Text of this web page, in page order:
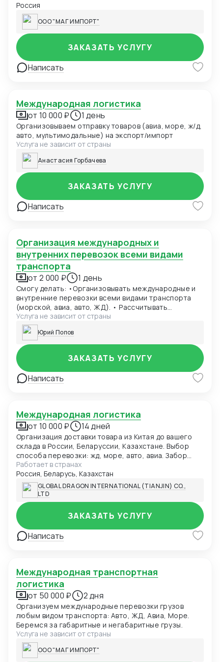
Россия
ООО "МАГ ИМПОРТ"
Написать
ЗАКАЗАТЬ УСЛУГУ
Международная логистика
от 10 000 ₽ 1 день
Организовываем отправку товаров (авиа, море, ж/д,
авто, мультимодальные) на экспорт/импорт
Услуга не зависит от страны
Анастасия Горбачева
Написать
ЗАКАЗАТЬ УСЛУГУ
Организация международных и
внутренних перевозок всеми видами
транспорта
от 2 000 ₽ 1 день
Смогу делать: •Организовывать международные и
внутренние перевозки всеми видами транспорта
(морской, авиа, авто, ЖД). • Рассчитывать
стоимость доставки и подбирать оптимальные
условия с учётом сроков и бюджета. •
Переговариваться с перевозчиками,
экспедиторами, брокерами, складскими
операторами. • Контролировать каждый этап: от
отгрузки до передачи груза клиенту. • Оперативно
решать нестандартные ситуации и поддерживать
клиента в курсе. • Оформлять транспортную
отчётность по проектам в цифровых системах.
Услуга не зависит от страны
Юрий Попов
Написать
ЗАКАЗАТЬ УСЛУГУ
Международная логистика
от 10 000 ₽ 14 дней
Организация доставки товара из Китая до вашего
склада в России, Беларуссии, Казахстане. Выбор
способа перевозки: жд, море, авто, авиа. Забор
груза у поставщика в Китае. Консолидация на наших
складах в Китае. Оформление экспортных
документов в Китае. Перевозка груза до склада в
России. Отслеживание груза и информирование.
Таможенное оформление. Доставка до вашего
адреса в России.
Работает в странах
Россия, Беларусь, Казахстан
GLOBAL DRAGON INTERNATIONAL (TIANJIN) CO.,
LTD
Написать
ЗАКАЗАТЬ УСЛУГУ
Международная транспортная
логистика
от 50 000 ₽ 2 дня
Организуем международные перевозки грузов
любым видом транспорта: Авто, ЖД, Авиа, Море.
Беремся за габаритные и негабаритные грузы.
Услуга не зависит от страны
ООО "МАГ ИМПОРТ"